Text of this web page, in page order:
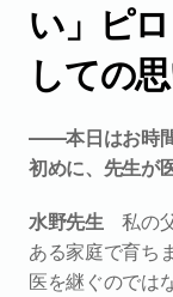
い」ピ
しての
――本日はお時
初めに、先生が
水野先生 私の
ある家庭で育ち
医を継ぐのでは